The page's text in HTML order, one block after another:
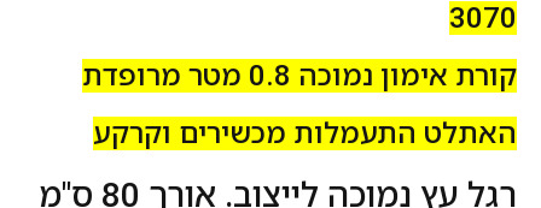
3070
קורת אימון נמוכה 0.8 מטר מרופדת
האתלט התעמלות מכשירים וקרקע
רגל עץ נמוכה לייצוב. אורך 80 ס"מ